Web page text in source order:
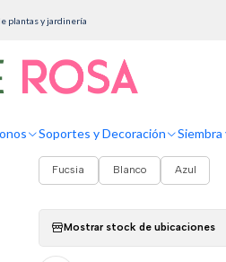
Soportes y Decoración
plantas y jardinería
200 Unid. Piedras Guajiros Luminosos En
200 Unid.
Fucsia Blanco Azul
Mostrar stock de ubicaciones